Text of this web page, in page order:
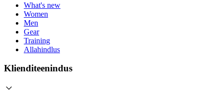
What's new
Women
Men
Gear
Training
Allahindlus
Klienditeenindus